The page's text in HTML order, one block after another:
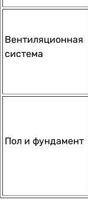
Вентиляционная
система
Пол и фундамент